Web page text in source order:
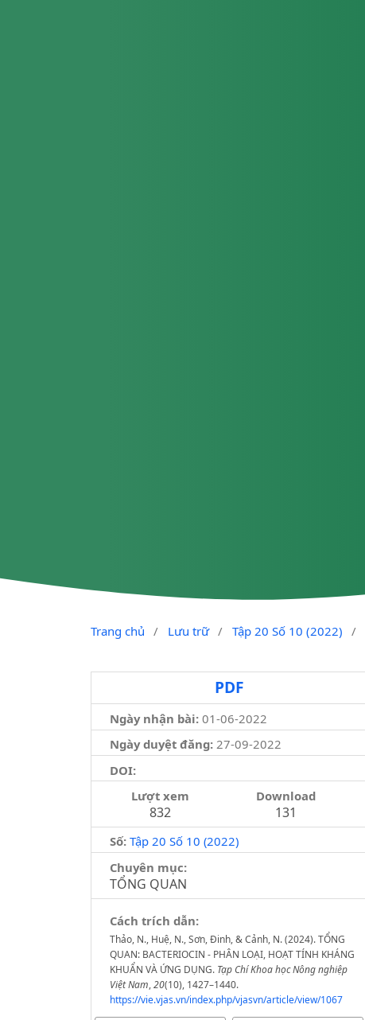
Trang chủ / Lưu trữ / Tập 20 Số 10 (2022) /
PDF
Ngày nhận bài: 01-06-2022
Ngày duyệt đăng:27-09-2022
DOI:
Lượt xem
832
Download
131
Số: Tập 20 Số 10 (2022)
Chuyên mục:
TỔNG QUAN
Cách trích dẫn:
Thảo, N., Huệ, N., Sơn, Đinh, & Cảnh, N. (2024). TỔNG
QUAN: BACTERIOCIN - PHÂN LOẠI, HOẠT TÍNH KHÁNG
KHUẨN VÀ ỨNG DỤNG. Tạp Chí Khoa học Nông nghiệp
Việt Nam,20(10), 1427–1440.
https://vie.vjas.vn/index.php/vjasvn/article/view/1067